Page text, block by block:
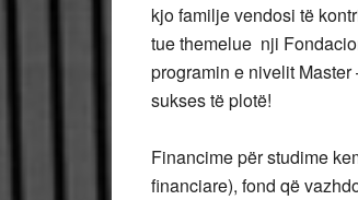
kjo familje vendosi të
tue themelue nji
programin e nivelit Master
sukses të plotë!
Financime për studime
financiare), fond që